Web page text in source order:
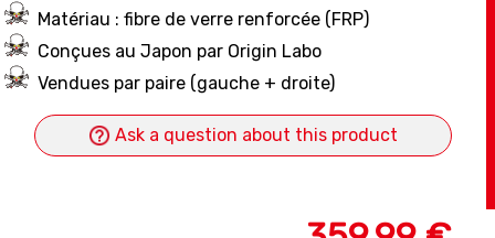
Matériau : fibre de verre renforcée (FRP)
Conçues au Japon par Origin Labo
Vendues par paire (gauche + droite)
Ask a question about this product